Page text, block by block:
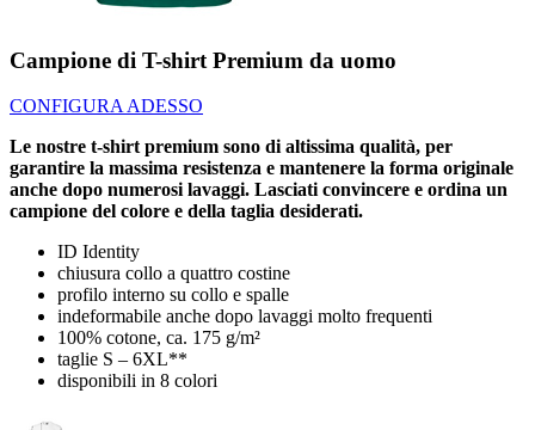
Campione di T-shirt Premium da uomo
CONFIGURA ADESSO
Le nostre t-shirt premium sono di altissima qualità, per
garantire la massima resistenza e mantenere la forma originale
anche dopo numerosi lavaggi. Lasciati convincere e ordina un
campione del colore e della taglia desiderati.
ID Identity
chiusura collo a quattro costine
profilo interno su collo e spalle
indeformabile anche dopo lavaggi molto frequenti
100% cotone, ca. 175 g/m²
taglie S – 6XL**
disponibili in 8 colori